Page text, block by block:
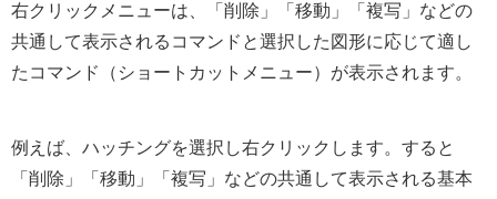
右クリックメニューは、「削除」「移動」「複写」などの
共通して表示されるコマンドと選択した図形に応じて適し
たコマンド（ショートカットメニュー）が表示されます。
例えば、ハッチングを選択し右クリックします。すると
「削除」「移動」「複写」などの共通して表示される基本